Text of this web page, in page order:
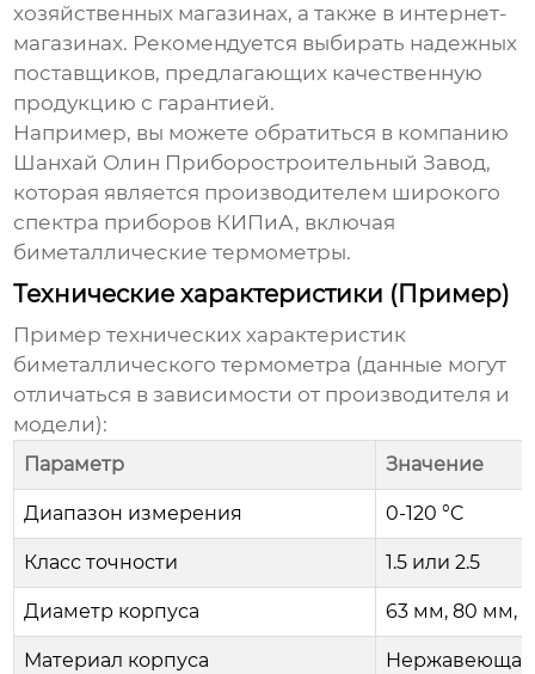
хозяйственных магазинах, а также в интернет-
магазинах. Рекомендуется выбирать надежных
поставщиков, предлагающих качественную
продукцию с гарантией.
Например, вы можете обратиться в компанию
Шанхай Олин Приборостроительный Завод,
которая является производителем широкого
спектра приборов КИПиА, включая
биметаллические термометры.
Технические характеристики (Пример)
Пример технических характеристик
биметаллического термометра (данные могут
отличаться в зависимости от производителя и
модели):
Параметр Значение
Диапазон измерения 0-120 °C
Класс точности 1.5 или 2.5
Диаметр корпуса 63 мм, 80 мм,
Материал корпуса Нержавеющая